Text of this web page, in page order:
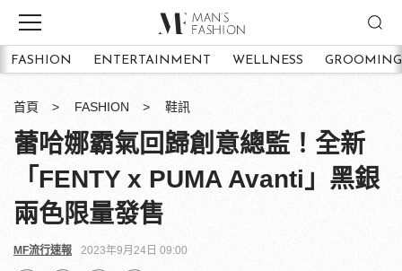
FASHION ENTERTAINMENT WELLNESS GROOMING
首頁 FASHION 鞋訊
蕾哈娜霸氣回歸創意總監！全新
「FENTY x PUMA Avanti」黑銀
兩色限量發售
MF流行速報 2023年9月24日 09:00